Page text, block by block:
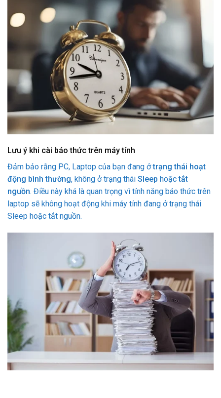
Lưu ý khi cài báo thức trên máy tính
Đảm bảo rằng PC, Laptop của bạn đang ởtrạng thái hoạt
động bình thường, không ở trạng thái Sleep hoặctắt
nguồn. Điều này khá là quan trọng vì tính năng báo thức trên
laptop sẽ không hoạt động khi máy tính đang ở trạng thái
Sleep hoặc tắt nguồn.